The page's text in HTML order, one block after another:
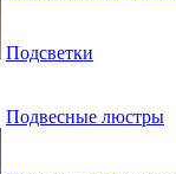
Подсветки
Подвесные люстры